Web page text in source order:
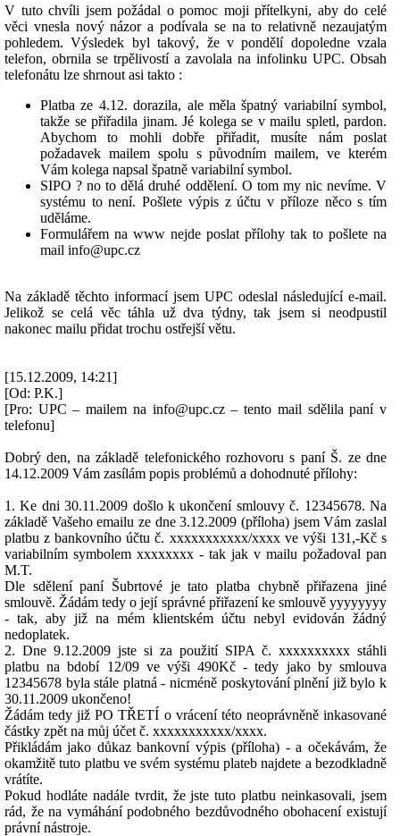
V tuto chvíli jsem požádal o pomoc moji přítelkyni, aby do celé
věci vnesla nový názor a podívala se na to relativně nezaujatým
pohledem. Výsledek byl takový, že v pondělí dopoledne vzala
telefon, obrnila se trpělivostí a zavolala na infolinku UPC. Obsah
telefonátu lze shrnout asi takto :
Platba ze 4.12. dorazila, ale měla špatný variabilní symbol,
takže se přiřadila jinam. Jé kolega se v mailu spletl, pardon.
Abychom to mohli dobře přiřadit, musíte nám poslat
požadavek mailem spolu s původním mailem, ve kterém
Vám kolega napsal špatně variabilní symbol.
SIPO ? no to dělá druhé oddělení. O tom my nic nevíme. V
systému to není. Pošlete výpis z účtu v příloze něco s tím
uděláme.
Formulářem na www nejde poslat přílohy tak to pošlete na
mail info@upc.cz
Na základě těchto informací jsem UPC odeslal následující e-mail.
Jelikož se celá věc táhla už dva týdny, tak jsem si neodpustil
nakonec mailu přidat trochu ostřejší větu.
[15.12.2009, 14:21]
[Od: P.K.]
[Pro: UPC – mailem na info@upc.cz – tento mail sdělila paní v
telefonu]
Dobrý den, na základě telefonického rozhovoru s paní Š. ze dne
14.12.2009 Vám zasílám popis problémů a dohodnuté přílohy:
1. Ke dni 30.11.2009 došlo k ukončení smlouvy č. 12345678. Na
základě Vašeho emailu ze dne 3.12.2009 (příloha) jsem Vám zaslal
platbu z bankovního účtu č. xxxxxxxxxxx/xxxx ve výši 131,-Kč s
variabilním symbolem xxxxxxxx - tak jak v mailu požadoval pan
M.T.
Dle sdělení paní Šubrtové je tato platba chybně přiřazena jiné
smlouvě. Žádám tedy o její správné přiřazení ke smlouvě yyyyyyyy
- tak, aby již na mém klientském účtu nebyl evidován žádný
nedoplatek.
2. Dne 9.12.2009 jste si za použití SIPA č. xxxxxxxxxx stáhli
platbu na bdobí 12/09 ve výši 490Kč - tedy jako by smlouva
12345678 byla stále platná - nicméně poskytování plnění již bylo k
30.11.2009 ukončeno!
Žádám tedy již PO TŘETÍ o vrácení této neoprávněně inkasované
částky zpět na můj účet č. xxxxxxxxxxx/xxxx.
Přikládám jako důkaz bankovní výpis (příloha) - a očekávám, že
okamžitě tuto platbu ve svém systému plateb najdete a bezodkladně
vrátíte.
Pokud hodláte nadále tvrdit, že jste tuto platbu neinkasovali, jsem
rád, že na vymáhání podobného bezdůvodného obohacení existují
právní nástroje.